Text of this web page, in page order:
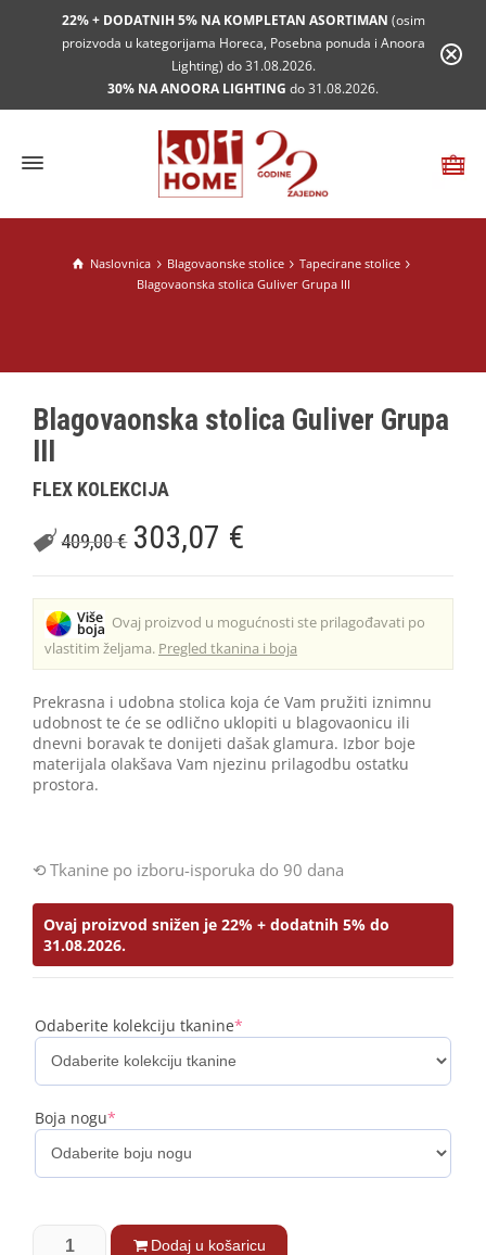
22% + DODATNIH 5% NA KOMPLETAN ASORTIMAN (osim
proizvoda u kategorijama Horeca, Posebna ponuda i Anoora
Lighting) do 31.08.2026.
30% NA ANOORA LIGHTING do 31.08.2026.
Naslovnica Blagovaonske stolice
Tapecirane stolice
Blagovaonska stolica Guliver Grupa III
Blagovaonska stolica Guliver Grupa
III
FLEX KOLEKCIJA
409,00€ 303,07 €
Ovaj proizvod u mogućnosti ste prilagođavati po
vlastitim željama. Pregled tkanina i boja
Prekrasna i udobna stolica koja će Vam pružiti iznimnu
udobnost te će se odlično uklopiti u blagovaonicu ili
dnevni boravak te donijeti dašak glamura. Izbor boje
materijala olakšava Vam njezinu prilagodbu ostatku
prostora.
Tkanine po izboru-isporuka do 90 dana
Ovaj proizvod snižen je 22% + dodatnih 5% do
31.08.2026.
Odaberite kolekciju tkanine*
Boja nogu*
Dodaj u košaricu